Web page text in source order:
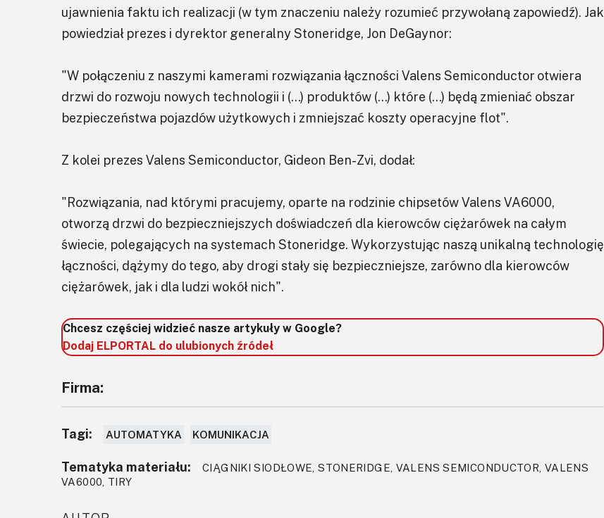
ujawnienia faktu ich realizacji (w tym znaczeniu należy rozumieć przywołaną zapowiedź). Jak
powiedział prezes i dyrektor generalny Stoneridge, Jon DeGaynor:
"W połączeniu z naszymi kamerami rozwiązania łączności Valens Semiconductor otwiera
drzwi do rozwoju nowych technologii i (…) produktów (…) które (…) będą zmieniać obszar
bezpieczeństwa pojazdów użytkowych i zmniejszać koszty operacyjne flot".
Z kolei prezes Valens Semiconductor, Gideon Ben-Zvi, dodał:
"Rozwiązania, nad którymi pracujemy, oparte na rodzinie chipsetów Valens VA6000,
otworzą drzwi do bezpieczniejszych doświadczeń dla kierowców ciężarówek na całym
świecie, polegających na systemach Stoneridge. Wykorzystując naszą unikalną technologię
łączności, dążymy do tego, aby drogi stały się bezpieczniejsze, zarówno dla kierowców
ciężarówek, jak i dla ludzi wokół nich".
Chcesz częściej widzieć nasze artykuły w Google?
Dodaj ELPORTAL do ulubionych źródeł
Firma:
Tagi: AUTOMATYKA KOMUNIKACJA
Tematyka materiału:
CIĄGNIKI SIODŁOWE, STONERIDGE, VALENS SEMICONDUCTOR, VALENS
VA6000, TIRY